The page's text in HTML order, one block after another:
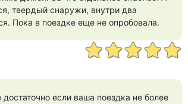
твердый снаружи, внутри два
Пока в поездке еще не опробовала.
если ваша поездка не более